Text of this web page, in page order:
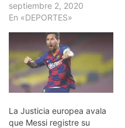
conjunto azulgrana, según
apuntó a un periodista de
llegada a la capital
catalana. "No hay nada
todavía. No hablé con Pep
(Guardiola) ni hable con
nadie",…
septiembre 2, 2020
En «DEPORTES»
La Justicia europea avala
que Messi registre su